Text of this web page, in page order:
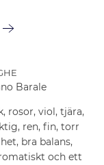
Barale
rosor, viol, tjära,
ren, fin, torr
bra balans,
och ett